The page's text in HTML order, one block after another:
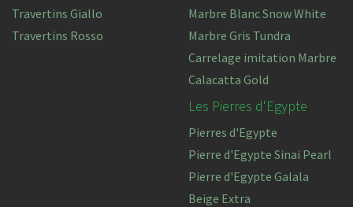
Travertins Giallo
Travertins Rosso
Marbre Blanc Snow White
Marbre Gris Tundra
Carrelage imitation Marbre
Calacatta Gold
Les Pierres d'Egypte
Pierres d'Egypte
Pierre d'Egypte Sinai Pearl
Pierre d'Egypte Galala
Beige Extra